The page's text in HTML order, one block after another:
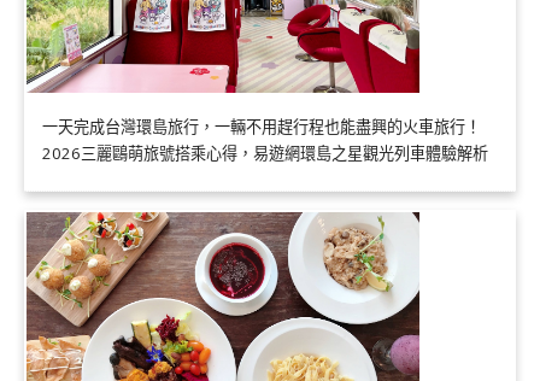
一天完成台灣環島旅行，一輛不用趕行程也能盡興的火車旅行！
2026三麗鷗萌旅號搭乘心得，易遊網環島之星觀光列車體驗解析